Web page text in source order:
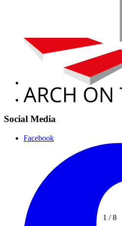
1 /8
Social Media
Facebook